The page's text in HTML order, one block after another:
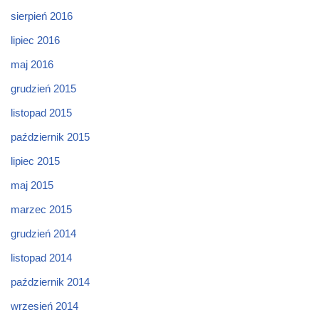
sierpień 2016
lipiec 2016
maj 2016
grudzień 2015
listopad 2015
październik 2015
lipiec 2015
maj 2015
marzec 2015
grudzień 2014
listopad 2014
październik 2014
wrzesień 2014